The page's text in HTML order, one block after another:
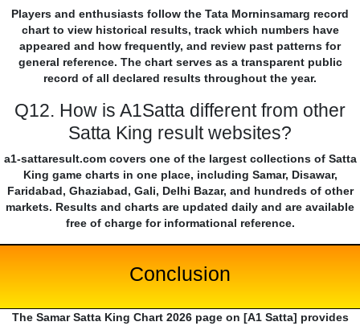
Players and enthusiasts follow the Tata Morninsamarg record
chart to view historical results, track which numbers have
appeared and how frequently, and review past patterns for
general reference. The chart serves as a transparent public
record of all declared results throughout the year.
Q12. How is A1Satta different from other
Satta King result websites?
a1-sattaresult.com covers one of the largest collections of Satta
King game charts in one place, including Samar, Disawar,
Faridabad, Ghaziabad, Gali, Delhi Bazar, and hundreds of other
markets. Results and charts are updated daily and are available
free of charge for informational reference.
Conclusion
The Samar Satta King Chart 2026 page on [A1 Satta] provides